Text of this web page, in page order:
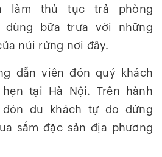
làm thủ tục trả phòng
dùng bữa trưa với những
núi rừng nơi đây.
dẫn viên đón quý khách
tại Hà Nội. Trên hành
du khách tự do dừng
sắm đặc sản địa phương